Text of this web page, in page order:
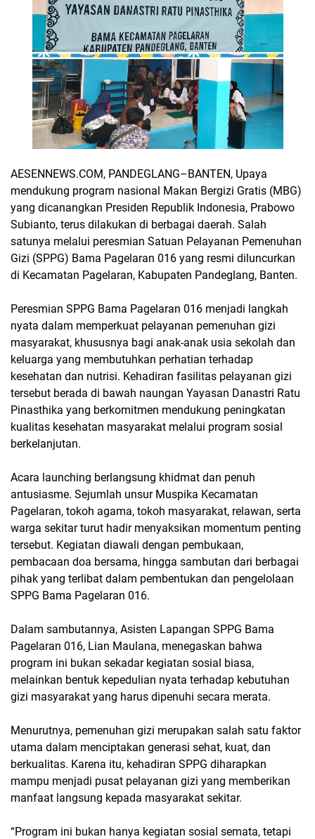
AESENNEWS.COM, PANDEGLANG–BANTEN, Upaya
mendukung program nasional Makan Bergizi Gratis (MBG)
yang dicanangkan Presiden Republik Indonesia, Prabowo
Subianto, terus dilakukan di berbagai daerah. Salah
satunya melalui peresmian Satuan Pelayanan Pemenuhan
Gizi (SPPG) Bama Pagelaran 016 yang resmi diluncurkan
di Kecamatan Pagelaran, Kabupaten Pandeglang, Banten.
Peresmian SPPG Bama Pagelaran 016 menjadi langkah
nyata dalam memperkuat pelayanan pemenuhan gizi
masyarakat, khususnya bagi anak-anak usia sekolah dan
keluarga yang membutuhkan perhatian terhadap
kesehatan dan nutrisi. Kehadiran fasilitas pelayanan gizi
tersebut berada di bawah naungan Yayasan Danastri Ratu
Pinasthika yang berkomitmen mendukung peningkatan
kualitas kesehatan masyarakat melalui program sosial
berkelanjutan.
Acara launching berlangsung khidmat dan penuh
antusiasme. Sejumlah unsur Muspika Kecamatan
Pagelaran, tokoh agama, tokoh masyarakat, relawan, serta
warga sekitar turut hadir menyaksikan momentum penting
tersebut. Kegiatan diawali dengan pembukaan,
pembacaan doa bersama, hingga sambutan dari berbagai
pihak yang terlibat dalam pembentukan dan pengelolaan
SPPG Bama Pagelaran 016.
Dalam sambutannya, Asisten Lapangan SPPG Bama
Pagelaran 016, Lian Maulana, menegaskan bahwa
program ini bukan sekadar kegiatan sosial biasa,
melainkan bentuk kepedulian nyata terhadap kebutuhan
gizi masyarakat yang harus dipenuhi secara merata.
Menurutnya, pemenuhan gizi merupakan salah satu faktor
utama dalam menciptakan generasi sehat, kuat, dan
berkualitas. Karena itu, kehadiran SPPG diharapkan
mampu menjadi pusat pelayanan gizi yang memberikan
manfaat langsung kepada masyarakat sekitar.
“Program ini bukan hanya kegiatan sosial semata, tetapi